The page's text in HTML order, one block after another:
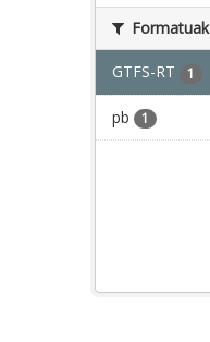
Formatuak
GTFS-RT 1
pb 1